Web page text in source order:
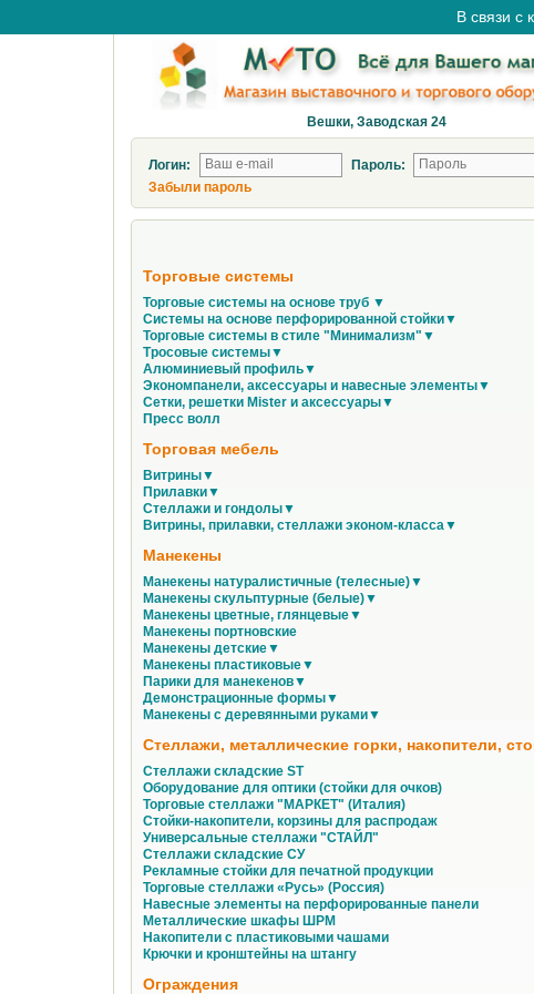
В связи с
Вешки, Заводская 24
Логин:
Пароль:
Забыли пароль
Торговые системы
Торговые системы на основе труб ▼
Системы на основе перфорированной стойки▼
Торговые системы в стиле "Минимализм"▼
Тросовые системы▼
Алюминиевый профиль▼
Экономпанели, аксессуары и навесные элементы▼
Сетки, решетки Mister и аксессуары▼
Пресс волл
Торговая мебель
Витрины▼
Прилавки▼
Стеллажи и гондолы▼
Витрины, прилавки, стеллажи эконом-класса▼
Манекены
Манекены натуралистичные (телесные)▼
Манекены скульптурные (белые)▼
Манекены цветные, глянцевые▼
Манекены портновские
Манекены детские▼
Манекены пластиковые▼
Парики для манекенов▼
Демонстрационные формы▼
Манекены с деревянными руками▼
Стеллажи, металлические горки, накопители,
Стеллажи складские ST
Оборудование для оптики (стойки для очков)
Торговые стеллажи "МАРКЕТ" (Италия)
Стойки-накопители, корзины для распродаж
Универсальные стеллажи "СТАЙЛ"
Стеллажи складские СУ
Рекламные стойки для печатной продукции
Торговые стеллажи «Русь» (Россия)
Навесные элементы на перфорированные панели
Металлические шкафы ШРМ
Накопители с пластиковыми чашами
Крючки и кронштейны на штангу
Ограждения